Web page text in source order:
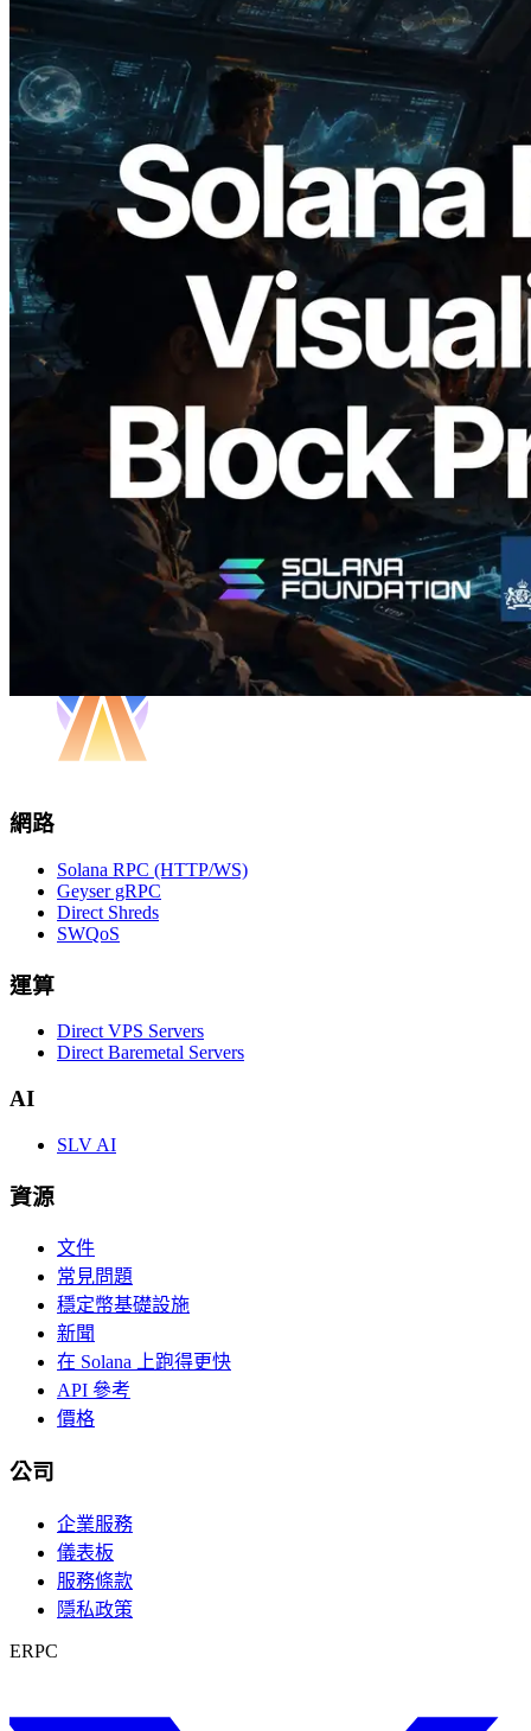
2026.05.24
Validators Solutions 釋出 Solana Block
Analyzer — 以 slot 為單位視覺化區塊生
成時間與負責驗證者
網路
Solana RPC (HTTP/WS)
Geyser gRPC
Direct Shreds
SWQoS
運算
Direct VPS Servers
Direct Baremetal Servers
AI
SLV AI
資源
文件
常見問題
穩定幣基礎設施
新聞
在 Solana 上跑得更快
API 參考
價格
公司
企業服務
儀表板
服務條款
隱私政策
ERPC